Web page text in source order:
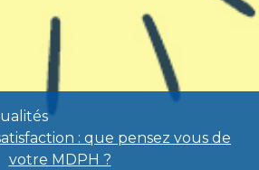
: que pensez vous de
votre MDPH ?